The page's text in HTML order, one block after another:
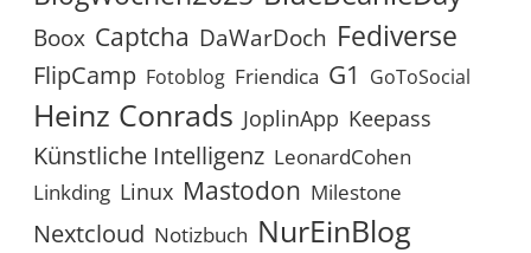
Boox Captcha DaWarDoch Fediverse
FlipCamp Fotoblog Friendica G1 GoToSocial
Heinz Conrads JoplinApp Keepass
Künstliche Intelligenz LeonardCohen
Linkding Linux Mastodon Milestone
Nextcloud Notizbuch NurEinBlog